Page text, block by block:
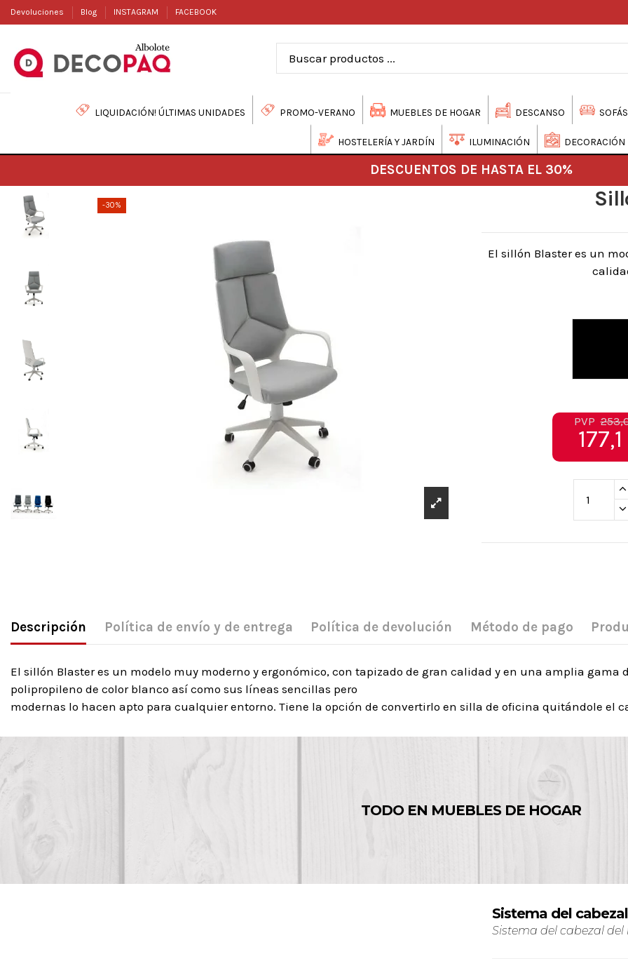
Devoluciones Blog INSTAGRAM FACEBOOK
LIQUIDACIÓN! ÚLTIMAS UNIDADES PROMO-VERANO MUEBLES DE HOGAR DESCANSO SOFÁS
HOSTELERÍA Y JARDÍN ILUMINACIÓN DECORACIÓN
DESCUENTOS DE HASTA EL 30%
-30%
El sillón Blaster es un
PVP
Descripción Política de envío y de entrega Política de devolución Método de pago
El sillón Blaster es un modelo muy moderno y ergonómico, con tapizado de gran calidad y en una amplia gama
polipropileno de color blanco así como sus líneas sencillas pero
modernas lo hacen apto para cualquier entorno. Tiene la opción de convertirlo en silla de oficina quitándole el
TODO EN MUEBLES DE HOGAR
Sistema del cabezal
Sistema del cabezal